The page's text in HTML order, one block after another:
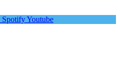
SpotifyYoutube